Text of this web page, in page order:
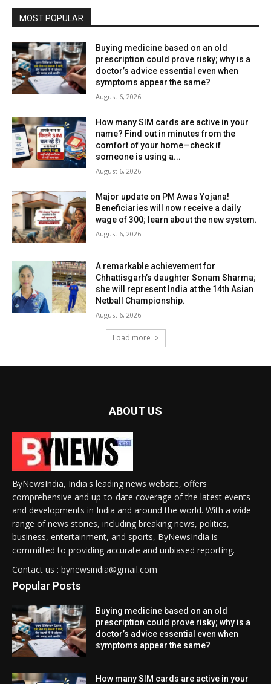
MOST POPULAR
Buying medicine based on an old
prescription could prove risky; why is a
doctor’s advice essential even when
symptoms appear the same?
August 6, 2026
How many SIM cards are active in your
name? Find out in minutes from the
comfort of your home—check if
someone is using a...
August 6, 2026
Major update on PM Awas Yojana!
Beneficiaries will now receive a daily
wage of ₹300; learn about the new system.
August 6, 2026
A remarkable achievement for
Chhattisgarh’s daughter Sonam Sharma;
she will represent India at the 14th Asian
Netball Championship.
August 6, 2026
Load more
ABOUT US
ByNewsIndia, India's leading news website, offers
comprehensive and up-to-date coverage of the latest events
and developments in India and around the world. With a wide
range of news stories, including breaking news, politics,
business, entertainment, and sports, ByNewsIndia is
committed to providing accurate and unbiased reporting.
Contact us : bynewsindia@gmail.com
Popular Posts
Buying medicine based on an old
prescription could prove risky; why is a
doctor’s advice essential even when
symptoms appear the same?
How many SIM cards are active in your